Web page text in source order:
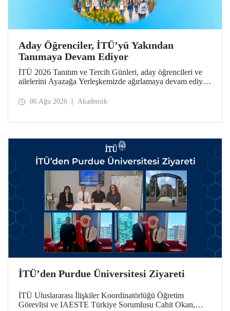
Aday Öğrenciler, İTÜ’yü Yakından
Tanımaya Devam Ediyor
İTÜ 2026 Tanıtım ve Tercih Günleri, aday öğrencileri ve
ailelerini Ayazağa Yerleşkemizde ağırlamaya devam ediyor.
ilgili fakülte ve birimler adaylara bilgi vermeye devam
06 Ağu 2026 Akademik
İTÜ’den Purdue Üniversitesi Ziyareti
İTÜ Uluslararası İlişkiler Koordinatörlüğü Öğretim
Görevlisi ve IAESTE Türkiye Sorumlusu Cahit Okan,